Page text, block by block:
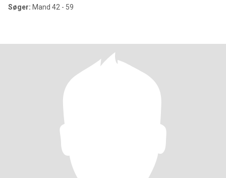
Søger: Mand 42 - 59